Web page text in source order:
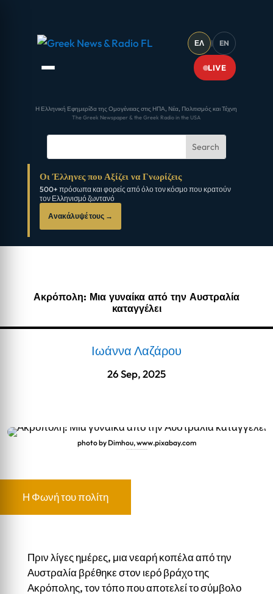
ΕΛ | EN
LIVE
Η Ελληνική Εφημερίδα της Ομογένειας στις ΗΠΑ, Νέα, Πολιτισμός και Τέχνη
The Greek Newspaper & the Greek Radio in the USA
Οι Έλληνες που Αξίζει να Γνωρίζεις
500+ πρόσωπα και φορείς από όλο τον κόσμο που κρατούν
τον Ελληνισμό ζωντανό
Ανακάλυψέ τους →
Ακρόπολη: Μια γυναίκα από την Αυστραλία
καταγγέλει
Ιωάννα Λαζάρου
26 Sep, 2025
photo by Dimhou, www.pixabay.com
Η Φωνή του πολίτη
Πριν λίγες ημέρες, μια νεαρή κοπέλα από την
Αυστραλία βρέθηκε στον ιερό βράχο της
Ακρόπολης, τον τόπο που αποτελεί το σύμβολο